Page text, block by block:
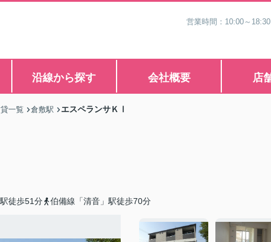
営業時間：10:00～
沿線から探す 会社概要 店
一覧 倉敷駅 エスペランサＫⅠ
徒歩51分 伯備線「清音」駅徒歩70分